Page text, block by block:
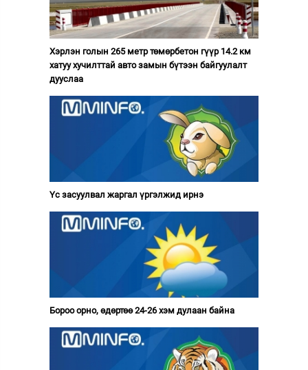
Хэрлэн голын 265 метр төмөрбетон гүүр 14.2 км
хатуу хучилттай авто замын бүтээн байгуулалт
дууслаа
Үс засуулвал жаргал үргэлжид ирнэ
Бороо орно, өдөртөө 24-26 хэм дулаан байна